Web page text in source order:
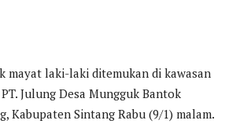
mayat laki-laki ditemukan di kawasan
Julung Desa Mungguk Bantok
Kabupaten Sintang Rabu (9/1) malam.